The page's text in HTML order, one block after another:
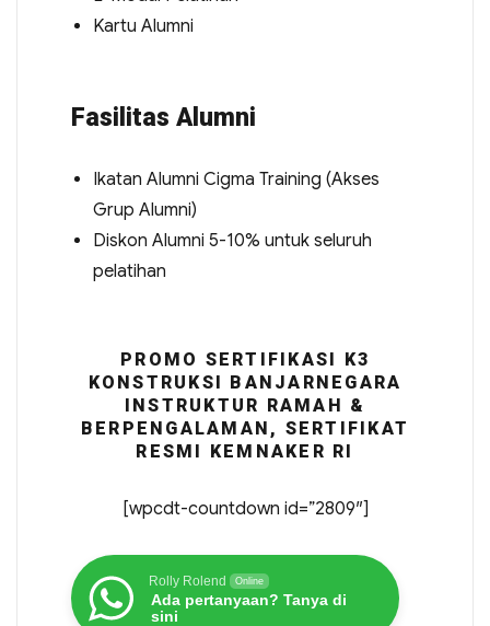
Kartu Alumni
Fasilitas Alumni
Ikatan Alumni Cigma Training (Akses
Grup Alumni)
Diskon Alumni 5-10% untuk seluruh
pelatihan
PROMO SERTIFIKASI K3
KONSTRUKSI BANJARNEGARA
INSTRUKTUR RAMAH &
BERPENGALAMAN, SERTIFIKAT
RESMI KEMNAKER RI
[wpcdt-countdown id=”2809″]
Rolly Rolend Online
Ada pertanyaan? Tanya di
sini